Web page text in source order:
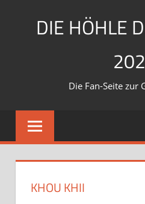
DIE HÖHLE
Die Fan-Seite zur
KHOU KHII